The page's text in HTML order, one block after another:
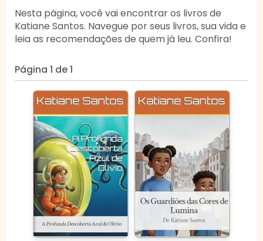
Nesta página, você vai encontrar os livros de
Katiane Santos. Navegue por seus livros, sua vida e
leia as recomendações de quem já leu. Confira!
Página 1 de 1